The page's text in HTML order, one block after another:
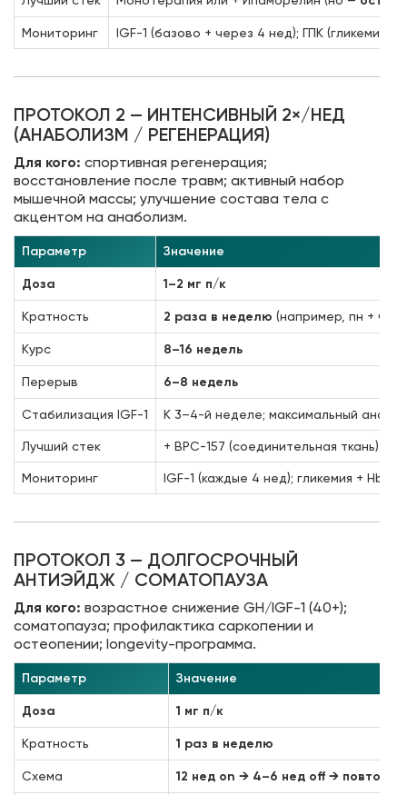
Мониторинг IGF-1 (базово + через 4 нед); ГПК (гликемия);
ПРОТОКОЛ 2 — ИНТЕНСИВНЫЙ 2×/НЕД
(АНАБОЛИЗМ / РЕГЕНЕРАЦИЯ)
Для кого: спортивная регенерация;
восстановление после травм; активный набор
мышечной массы; улучшение состава тела с
акцентом на анаболизм.
Параметр Значение
Доза 1–2 мг п/к
Кратность 2 раза в неделю (например, пн + чт)
Курс 8–16 недель
Перерыв 6–8 недель
Стабилизация IGF-1 К 3–4-й неделе; максимальный
Лучший стек + BPC-157 (соединительная ткань) +
Мониторинг IGF-1 (каждые 4 нед); гликемия +
ПРОТОКОЛ 3 — ДОЛГОСРОЧНЫЙ
АНТИЭЙДЖ / СОМАТОПАУЗА
Для кого: возрастное снижение GH/IGF-1 (40+);
соматопауза; профилактика саркопении и
остеопении; longevity-программа.
Параметр Значение
Доза 1 мг п/к
Кратность 1 раз в неделю
Схема 12 нед on → 4–6 нед off → повтор;